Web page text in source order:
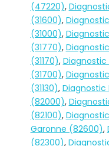
(47220),
(31600),
(31000),
(31770),
(31170), Diagnostic
(31700),
(31130), Diagnostic
(82000),
(82100),
Garonne (82600),
(82300),